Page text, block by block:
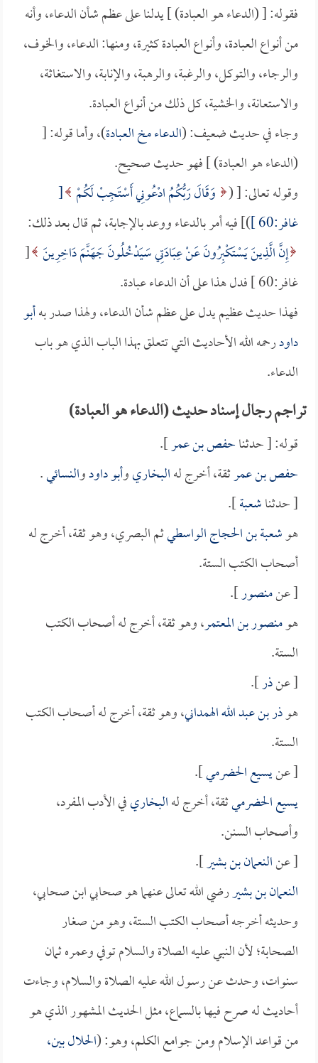
فقوله: [ (الدعاء هو العبادة) ] يدلنا على عظم شأن الدعاء، وأنه
من أنواع العبادة، وأنواع العبادة كثيرة، ومنها: الدعاء، والخوف،
والرجاء، والتوكل، والرغبة، والرهبة، والإنابة، والاستغاثة،
والاستعانة، والخشية، كل ذلك من أنواع العبادة.
وجاء في حديث ضعيف: (الدعاء مخ العبادة)، وأما قوله: [
(الدعاء هو العبادة) ] فهو حديث صحيح.
وقوله تعالى: [ ( وَقَالَ رَبُّكُمُ ادْعُونِي أَسْتَجِبْ لَكُمْ [
غافر:60 ]
)] فيه أمر بالدعاء ووعد بالإجابة، ثم قال بعد ذلك:
إِنَّ الَّذِينَ يَسْتَكْبِرُونَ عَنْ عِبَادَتِي سَيَدْخُلُونَ جَهَنَّمَ دَاخِرِينَ [
غافر:60 ] فدل هذا على أن الدعاء عبادة.
فهذا حديث عظيم يدل على عظم شأن الدعاء، ولهذا صدر بهأبو
داودرحمه الله الأحاديث التي تتعلق بهذا الباب الذي هو باب
الدعاء.
تراجم رجال إسناد حديث (الدعاء هو العبادة)
قوله: [ حدثناحفص بن عمر].
حفص بن عمرثقة، أخرج لهالبخاريوأبو داودوالنسائي.
[ حدثناشعبة].
هوشعبة بن الحجاج الواسطيثم البصري، وهو ثقة، أخرج له
أصحاب الكتب الستة.
[ عنمنصور].
هومنصور بن المعتمر، وهو ثقة، أخرج له أصحاب الكتب
الستة.
[ عنذر].
هوذر بن عبد الله الهمداني، وهو ثقة، أخرج له أصحاب الكتب
الستة.
[ عنيسيع الحضرمي].
يسيع الحضرميثقة، أخرج لهالبخاريفي الأدب المفرد،
وأصحاب السنن.
[ عنالنعمان بن بشير].
النعمان بن بشيررضي الله تعالى عنهما هو صحابي ابن صحابي،
وحديثه أخرجه أصحاب الكتب الستة، وهو من صغار
الصحابة؛ لأن النبي عليه الصلاة والسلام توفي وعمره ثمان
سنوات، وحدث عن رسول الله عليه الصلاة والسلام، وجاءت
أحاديث له صرح فيها بالسماع، مثل الحديث المشهور الذي هو
من قواعد الإسلام ومن جوامع الكلم، وهو: (الحلال بين،